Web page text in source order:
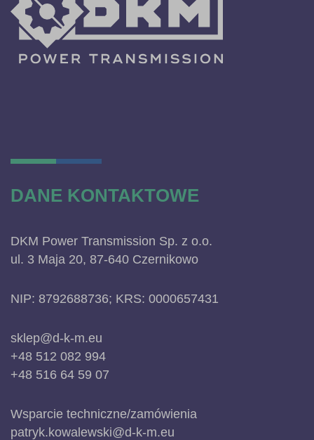
DANE KONTAKTOWE
DKM Power Transmission Sp. z o.o.
ul. 3 Maja 20, 87-640 Czernikowo
NIP: 8792688736; KRS: 0000657431
sklep@d-k-m.eu
+48 512 082 994
+48 516 64 59 07
Wsparcie techniczne/zamówienia
patryk.kowalewski@d-k-m.eu